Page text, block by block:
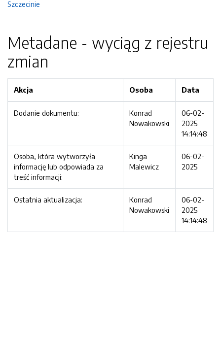
Szczecinie
Metadane - wyciąg z rejestru
zmian
Akcja Osoba Data
Dodanie dokumentu:
Konrad
Nowakowski
06-02-
2025
14:14:48
Osoba, która wytworzyła
informację lub odpowiada za
treść informacji:
Kinga
Malewicz
06-02-
2025
Ostatnia aktualizacja:
Konrad
Nowakowski
06-02-
2025
14:14:48